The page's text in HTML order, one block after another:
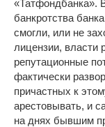
«Татфондбанка».
банкротства
смогли, или не
лицензии, власти
репутационные
фактически
причастных к
арестовывать, и
на днях бывшим